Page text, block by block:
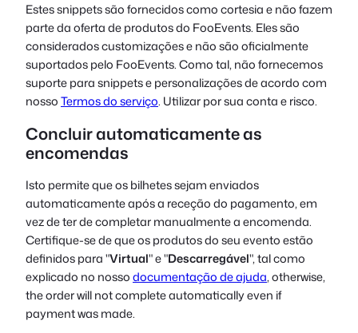
Estes snippets são fornecidos como cortesia e não fazem
parte da oferta de produtos do FooEvents. Eles são
considerados customizações e não são oficialmente
suportados pelo FooEvents. Como tal, não fornecemos
suporte para snippets e personalizações de acordo com
nossoTermos do serviço. Utilizar por sua conta e risco.
Concluir automaticamente as
encomendas
Isto permite que os bilhetes sejam enviados
automaticamente após a receção do pagamento, em
vez de ter de completar manualmente a encomenda.
Certifique-se de que os produtos do seu evento estão
definidos para "Virtual" e "Descarregável", tal como
explicado no nossodocumentação de ajuda, otherwise,
the order will not complete automatically even if
payment was made.